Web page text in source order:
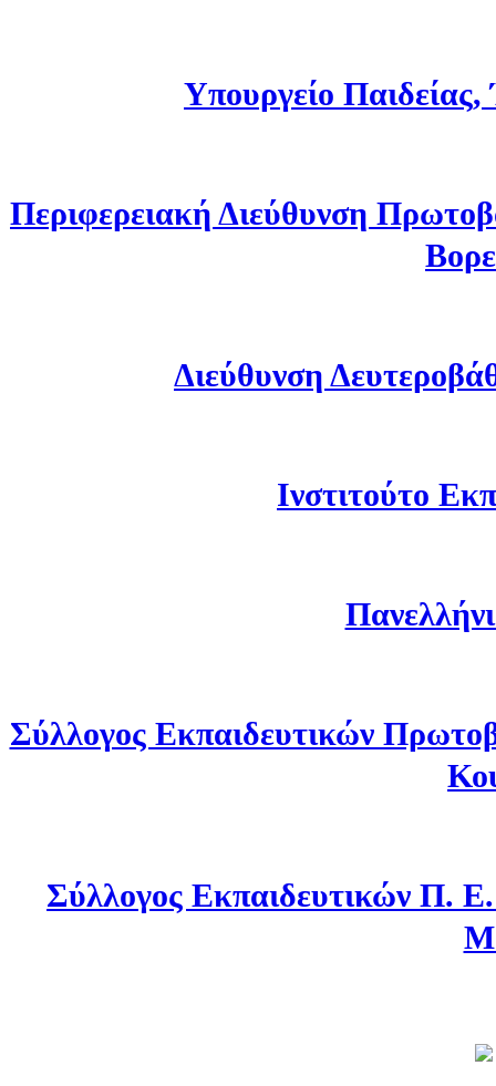
Υπουργείο
Περιφερειακή Διεύθυνση
Διεύθυνση
Ινστιτούτο
Σύλλογος Εκπαιδευτικών
Σύλλογος Εκπαιδευτικών Π.